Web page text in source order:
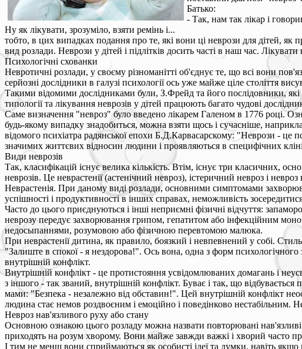
Батько:
- Так, нам так лікар і
Ну як лікувати, зрозуміло, взяти ремінь і...
тобто, в цих випадках подання про те, які вони ці неврози для дітей, як
вид розлади. Неврози у дітей і підлітків досить часті в наш час.
Психологічні схованки
Невротичні розлади, у своєму різноманітті об'єднує те, що всі вони
серйозні дослідники в галузі психології ось уже майже ціле століття
Такими відомими дослідниками були, З.Фрейд та його послідовники,
типології та лікування неврозів у дітей працюють багато чудові
Саме визначення "невроз" було введено лікарем Галеном в 1776 році.
будь-якому випадку знадобиться, можна взяти щось і сучасніше,
відомого психіатра радянської епохи Б.Д.Карвасарскому: "Неврози - це
значимих життєвих відносин людини і проявляються в специфічних
Види неврозів
Так, класифікацій існує велика кількість. Втім, існує три класичних,
неврозів. Це неврастенії (астенічний невроз), істеричний невроз і невроз
Неврастенія. При даному виді розлади, основними симптомами
успішності і продуктивності в інших справах, неможливість
Часто до цього приєднуються і інші неприємні фізичні відчуття:
неврозу передує захворювання грипом, гепатитом або інфекційним
недосыпаннями, розумовою або фізичною перевтомою малюка.
При неврастенії дитина, як правило, боязкий і невпевнений у собі.
"Залиште в спокої - я нездорова!". Ось вона, одна з форм
внутрішній конфлікт.
Внутрішній конфлікт - це протистояння усвідомлюваних домагань і
з іншого - так званий, внутрішній конфлікт. Буває і так, що
мами: "Безпека - незалежно від обставин!". Цей внутрішній конфлікт
людина стає немов роздвоєним і емоційно і поведінково нестабільним.
Невроз нав'язливого руху або стану
Основною ознакою цього розладу можна назвати повторювані нав'язливі
приходять на розум хворому. Вони майже завжди важкі і хворий часто
І тим не менш вони сприймаються як особисті ідеї та думки, навіть